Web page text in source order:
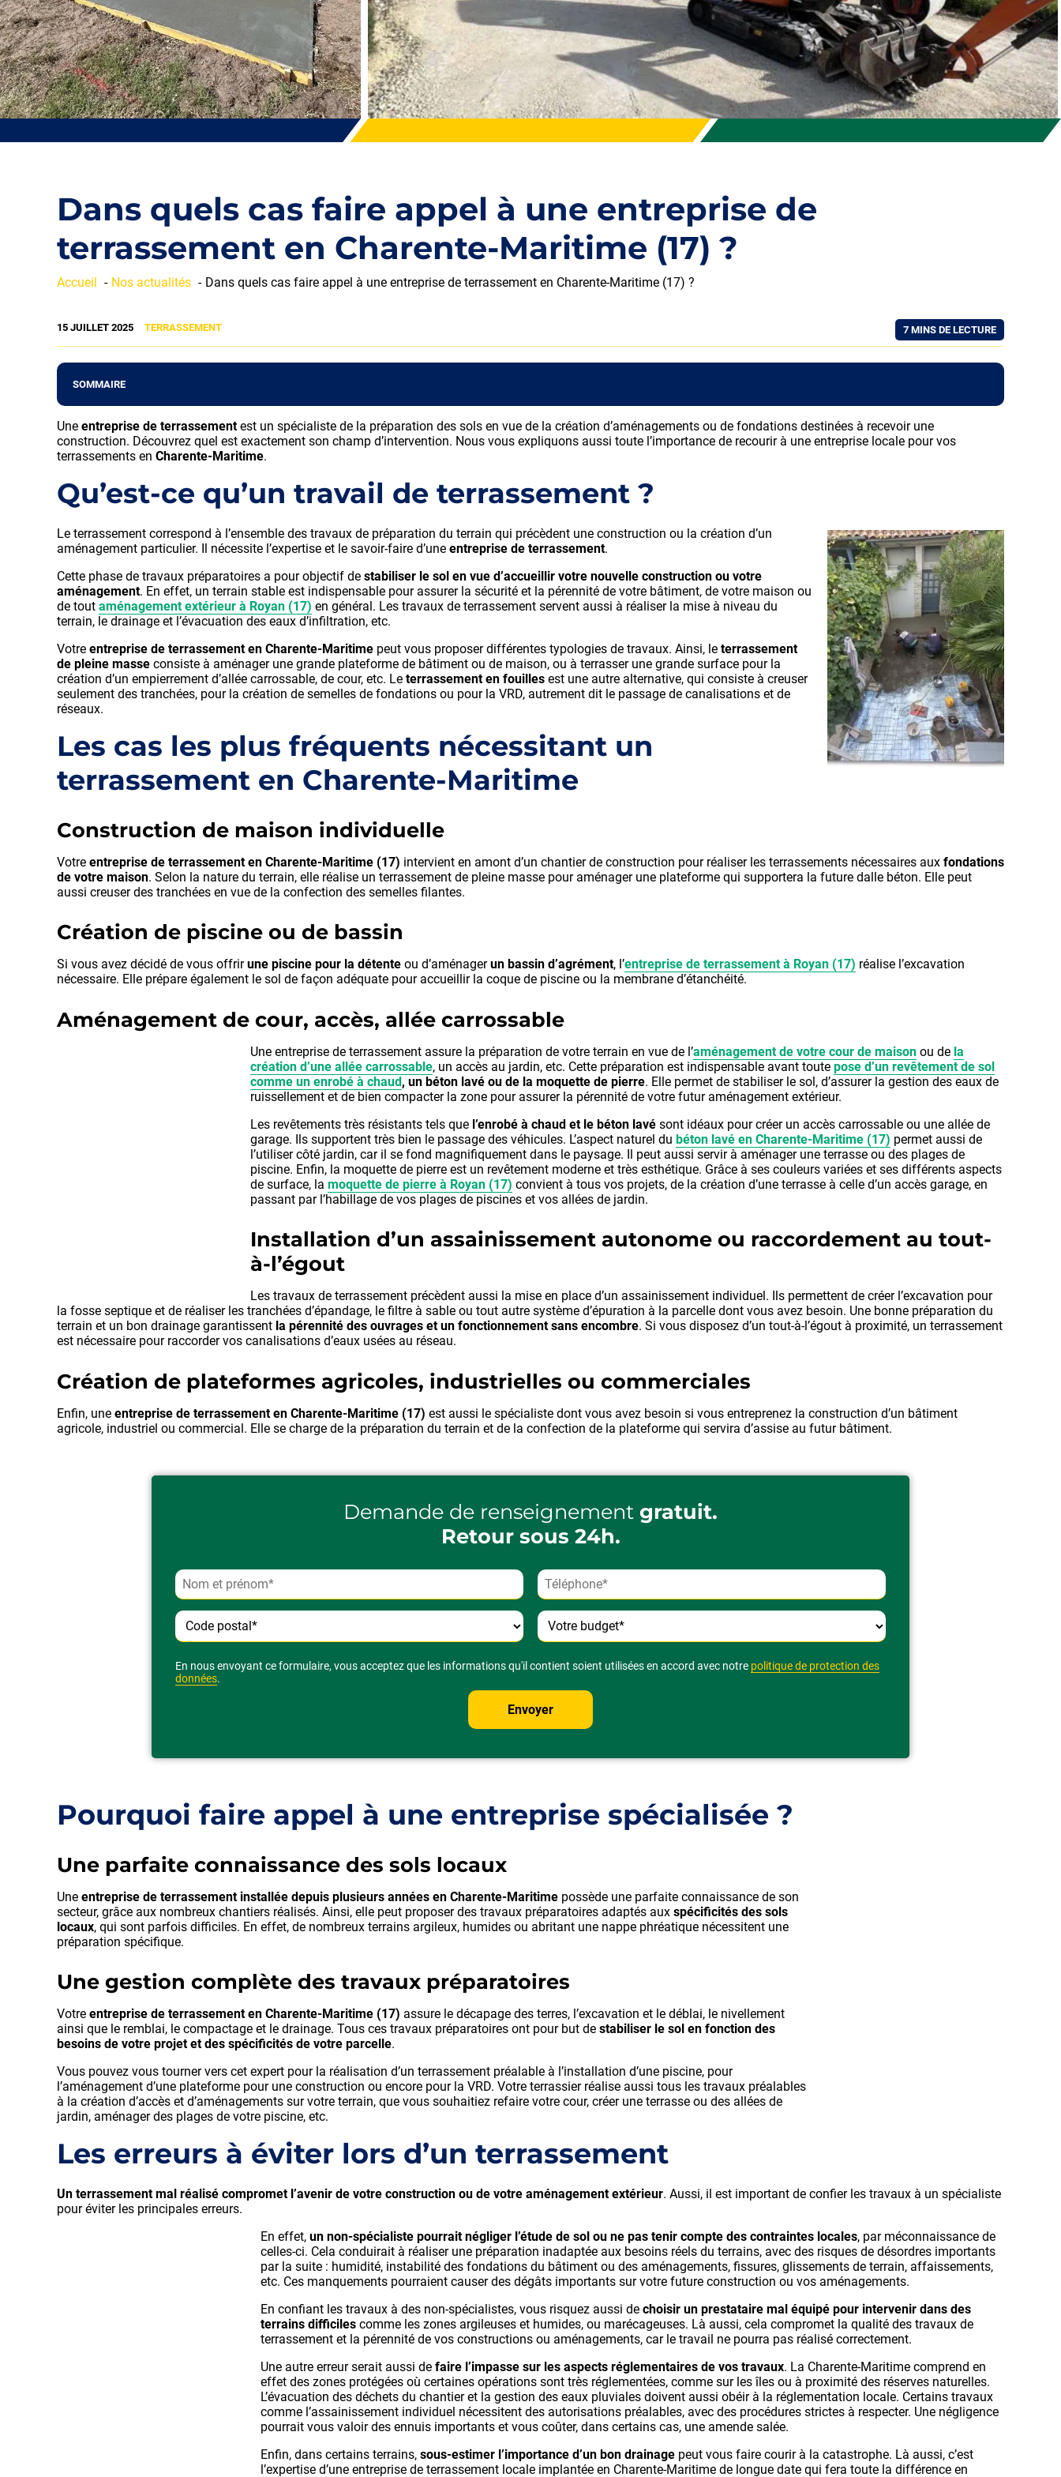
Dans quels cas faire appel à une entreprise de
terrassement en Charente-Maritime (17) ?
Accueil Nos actualités Dans quels cas faire appel à une entreprise de terrassement en Charente-Maritime (17) ?
15 JUILLET 2025 TERRASSEMENT 7 MINS DE LECTURE
SOMMAIRE
Une entreprise de terrassementest un spécialiste de la préparation des sols en vue de la création d’aménagements ou de fondations destinées à recevoir une
construction. Découvrez quel est exactement son champ d’intervention. Nous vous expliquons aussi toute l’importance de recourir à une entreprise locale pour vos
terrassements en Charente-Maritime.
Qu’est-ce qu’un travail de terrassement ?
Le terrassement correspond à l’ensemble des travaux de préparation du terrain qui précèdent une construction ou la création d’un
aménagement particulier. Il nécessite l’expertise et le savoir-faire d’une entreprise de terrassement.
Cette phase de travaux préparatoires a pour objectif de stabiliser le sol en vue d’accueillir votre nouvelle construction ou votre
aménagement. En effet, un terrain stable est indispensable pour assurer la sécurité et la pérennité de votre bâtiment, de votre maison ou
de tout aménagement extérieur à Royan (17) en général. Les travaux de terrassement servent aussi à réaliser la mise à niveau du
terrain, le drainage et l’évacuation des eaux d’infiltration, etc.
Votre entreprise de terrassement en Charente-Maritime peut vous proposer différentes typologies de travaux. Ainsi, le terrassement
de pleine masse consiste à aménager une grande plateforme de bâtiment ou de maison, ou à terrasser une grande surface pour la
création d’un empierrement d’allée carrossable, de cour, etc. Le terrassement en fouilles est une autre alternative, qui consiste à creuser
seulement des tranchées, pour la création de semelles de fondations ou pour la VRD, autrement dit le passage de canalisations et de
réseaux.
Les cas les plus fréquents nécessitant un
terrassement en Charente-Maritime
Construction de maison individuelle
Votre entreprise de terrassement en Charente-Maritime (17) intervient en amont d’un chantier de construction pour réaliser les terrassements nécessaires aux fondations
de votre maison. Selon la nature du terrain, elle réalise un terrassement de pleine masse pour aménager une plateforme qui supportera la future dalle béton. Elle peut
aussi creuser des tranchées en vue de la confection des semelles filantes.
Création de piscine ou de bassin
Si vous avez décidé de vous offrirune piscine pour la détente ou d’aménagerun bassin d’agrément, l’entreprise de terrassement à Royan (17) réalise l’excavation
nécessaire. Elle prépare également le sol de façon adéquate pour accueillir la coque de piscine ou la membrane d’étanchéité.
Aménagement de cour, accès, allée carrossable
Une entreprise de terrassement assure la préparation de votre terrain en vue de l’aménagement de votre cour de maison ou de la
création d’une allée carrossable, un accès au jardin, etc. Cette préparation est indispensable avant toute pose d’un revêtement de sol
comme un enrobé à chaud, un béton lavé ou de la moquette de pierre. Elle permet de stabiliser le sol, d’assurer la gestion des eaux de
ruissellement et de bien compacter la zone pour assurer la pérennité de votre futur aménagement extérieur.
Les revêtements très résistants tels que l’enrobé à chaud et le béton lavé sont idéaux pour créer un accès carrossable ou une allée de
garage. Ils supportent très bien le passage des véhicules. L’aspect naturel du béton lavé en Charente-Maritime (17) permet aussi de
l’utiliser côté jardin, car il se fond magnifiquement dans le paysage. Il peut aussi servir à aménager une terrasse ou des plages de
piscine. Enfin, la moquette de pierre est un revêtement moderne et très esthétique. Grâce à ses couleurs variées et ses différents aspects
de surface, la moquette de pierre à Royan (17) convient à tous vos projets, de la création d’une terrasse à celle d’un accès garage, en
passant par l’habillage de vos plages de piscines et vos allées de jardin.
Installation d’un assainissement autonome ou raccordement au tout-
à-l’égout
Les travaux de terrassement précèdent aussi la mise en place d’un assainissement individuel. Ils permettent de créer l’excavation pour
la fosse septique et de réaliser les tranchées d’épandage, le filtre à sable ou tout autre système d’épuration à la parcelle dont vous avez besoin. Une bonne préparation du
terrain et un bon drainage garantissent la pérennité des ouvrages et un fonctionnement sans encombre. Si vous disposez d’un tout-à-l’égout à proximité, un terrassement
est nécessaire pour raccorder vos canalisations d’eaux usées au réseau.
Création de plateformes agricoles, industrielles ou commerciales
Enfin, une entreprise de terrassement en Charente-Maritime (17) est aussi le spécialiste dont vous avez besoin si vous entreprenez la construction d’un bâtiment
agricole, industriel ou commercial. Elle se charge de la préparation du terrain et de la confection de la plateforme qui servira d’assise au futur bâtiment.
Demande de renseignement gratuit.
Retour sous 24h.
En nous envoyant ce formulaire, vous acceptez que les informations qu'il contient soient utilisées en accord avec notre politique de protection des
données.
Pourquoi faire appel à une entreprise spécialisée ?
Une parfaite connaissance des sols locaux
Une entreprise de terrassement installée depuis plusieurs années en Charente-Maritime possède une parfaite connaissance de son
secteur, grâce aux nombreux chantiers réalisés. Ainsi, elle peut proposer des travaux préparatoires adaptés aux spécificités des sols
locaux, qui sont parfois difficiles. En effet, de nombreux terrains argileux, humides ou abritant une nappe phréatique nécessitent une
préparation spécifique.
Une gestion complète des travaux préparatoires
Votre entreprise de terrassement en Charente-Maritime (17) assure le décapage des terres, l’excavation et le déblai, le nivellement
ainsi que le remblai, le compactage et le drainage. Tous ces travaux préparatoires ont pour but de stabiliser le sol en fonction des
besoins de votre projet et des spécificités de votre parcelle.
Vous pouvez vous tourner vers cet expert pour la réalisation d’un terrassement préalable à l’installation d’une piscine, pour
l’aménagement d’une plateforme pour une construction ou encore pour la VRD. Votre terrassier réalise aussi tous les travaux préalables
à la création d’accès et d’aménagements sur votre terrain, que vous souhaitiez refaire votre cour, créer une terrasse ou des allées de
jardin, aménager des plages de votre piscine, etc.
Les erreurs à éviter lors d’un terrassement
Un terrassement mal réalisé compromet l’avenir de votre construction ou de votre aménagement extérieur. Aussi, il est important de confier les travaux à un spécialiste
pour éviter les principales erreurs.
En effet, un non-spécialiste pourrait négliger l’étude de sol ou ne pas tenir compte des contraintes locales, par méconnaissance de
celles-ci. Cela conduirait à réaliser une préparation inadaptée aux besoins réels du terrains, avec des risques de désordres importants
par la suite : humidité, instabilité des fondations du bâtiment ou des aménagements, fissures, glissements de terrain, affaissements,
etc. Ces manquements pourraient causer des dégâts importants sur votre future construction ou vos aménagements.
En confiant les travaux à des non-spécialistes, vous risquez aussi de choisir un prestataire mal équipé pour intervenir dans des
terrains difficiles comme les zones argileuses et humides, ou marécageuses. Là aussi, cela compromet la qualité des travaux de
terrassement et la pérennité de vos constructions ou aménagements, car le travail ne pourra pas réalisé correctement.
Une autre erreur serait aussi de faire l’impasse sur les aspects réglementaires de vos travaux. La Charente-Maritime comprend en
effet des zones protégées où certaines opérations sont très réglementées, comme sur les îles ou à proximité des réserves naturelles.
L’évacuation des déchets du chantier et la gestion des eaux pluviales doivent aussi obéir à la réglementation locale. Certains travaux
comme l’assainissement individuel nécessitent des autorisations préalables, avec des procédures strictes à respecter. Une négligence
pourrait vous valoir des ennuis importants et vous coûter, dans certains cas, une amende salée.
Enfin, dans certains terrains, sous-estimer l’importance d’un bon drainage peut vous faire courir à la catastrophe. Là aussi, c’est
l’expertise d’une entreprise de terrassement locale implantée en Charente-Maritime de longue date qui fera toute la différence en